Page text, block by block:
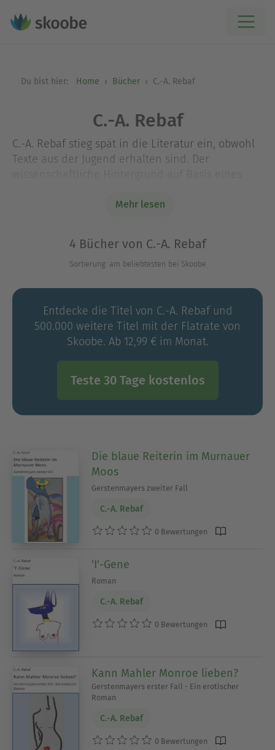
Du bist hier: Home Bücher C.-A. Rebaf
C.-A. Rebaf
C.-A. Rebaf stieg spät in die Literatur ein, obwohl
Texte aus der Jugend erhalten sind. Der
unverkennbar. Als Vorbild dient Carl Djerassi, der
Mehr lesen
4 Bücher von C.-A. Rebaf
Sortierung: am beliebtesten bei Skoobe
Entdecke die Titel von C.-A. Rebaf und
500.000 weitere Titel mit der Flatrate von
Skoobe. Ab 12,99 € im Monat.
Teste 30 Tage kostenlos
Die blaue Reiterin im Murnauer
Moos
Gerstenmayers zweiter Fall
C.-A. Rebaf
0 Bewertungen
'I'-Gene
Roman
C.-A. Rebaf
0 Bewertungen
Kann Mahler Monroe lieben?
Gerstenmayers erster Fall - Ein erotischer
Roman
C.-A. Rebaf
0 Bewertungen